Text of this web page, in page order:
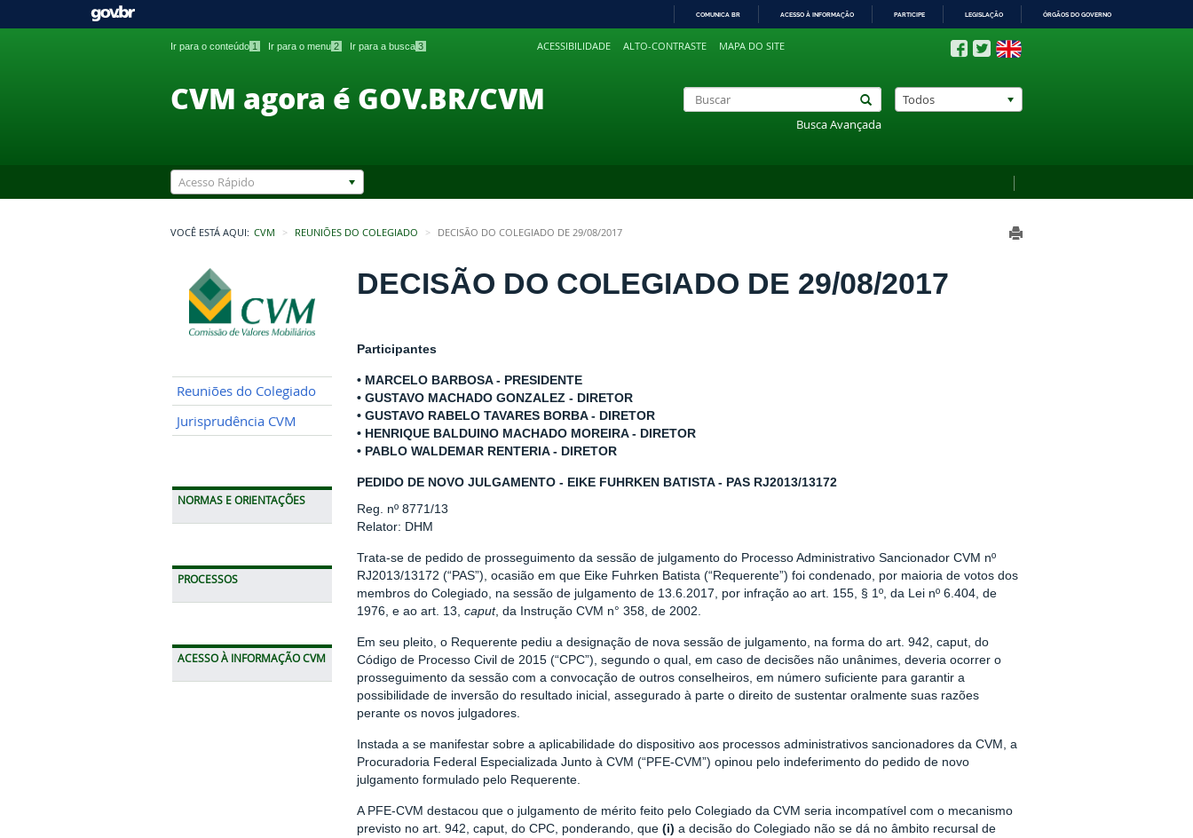
PARA
COMUNICA BR ACESSO À INFORMAÇÃO PARTICIPE LEGISLAÇÃO ÓRGÃOS DO GOVERNO
Ir para o conteúdo 1 Ir para o menu 2 Ir para a busca 3 ACESSIBILIDADE ALTO-CONTRASTE MAPA DO SITE
CVM agora é GOV.BR/CVM
Busca Avançada
Todos
Acesso Rápido
VOCÊ ESTÁ AQUI: CVM REUNIÕES DO COLEGIADO DECISÃO DO COLEGIADO DE 29/08/2017
Reuniões do Colegiado
Jurisprudência CVM
NORMAS E ORIENTAÇÕES
PROCESSOS
ACESSO À INFORMAÇÃO CVM
DECISÃO DO COLEGIADO DE 29/08/2017
Participantes
• MARCELO BARBOSA - PRESIDENTE
• GUSTAVO MACHADO GONZALEZ - DIRETOR
• GUSTAVO RABELO TAVARES BORBA - DIRETOR
• HENRIQUE BALDUINO MACHADO MOREIRA - DIRETOR
• PABLO WALDEMAR RENTERIA - DIRETOR
PEDIDO DE NOVO JULGAMENTO - EIKE FUHRKEN BATISTA - PAS RJ2013/13172
Reg. nº 8771/13
Relator: DHM
Trata-se de pedido de prosseguimento da sessão de julgamento do Processo Administrativo Sancionador CVM nº
RJ2013/13172 (“PAS”), ocasião em que Eike Fuhrken Batista (“Requerente”) foi condenado, por maioria de votos dos
membros do Colegiado, na sessão de julgamento de 13.6.2017, por infração ao art. 155, § 1º, da Lei nº 6.404, de
1976, e ao art. 13, caput, da Instrução CVM n° 358, de 2002.
Em seu pleito, o Requerente pediu a designação de nova sessão de julgamento, na forma do art. 942, caput, do
Código de Processo Civil de 2015 (“CPC”), segundo o qual, em caso de decisões não unânimes, deveria ocorrer o
prosseguimento da sessão com a convocação de outros conselheiros, em número suficiente para garantir a
possibilidade de inversão do resultado inicial, assegurado à parte o direito de sustentar oralmente suas razões
perante os novos julgadores.
Instada a se manifestar sobre a aplicabilidade do dispositivo aos processos administrativos sancionadores da CVM, a
Procuradoria Federal Especializada Junto à CVM (“PFE-CVM”) opinou pelo indeferimento do pedido de novo
julgamento formulado pelo Requerente.
A PFE-CVM destacou que o julgamento de mérito feito pelo Colegiado da CVM seria incompatível com o mecanismo
previsto no art. 942, caput, do CPC, ponderando, que (i) a decisão do Colegiado não se dá no âmbito recursal de